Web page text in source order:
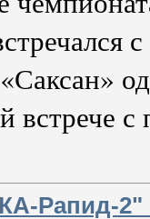
встрече
Рапид-2"